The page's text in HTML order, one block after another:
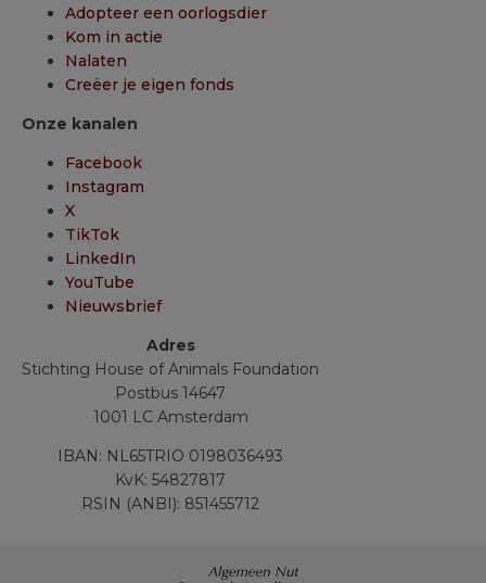
Adopteer een oorlogsdier
Kom in actie
Nalaten
Creëer je eigen fonds
Onze kanalen
Facebook
Instagram
X
TikTok
LinkedIn
YouTube
Nieuwsbrief
Adres
Stichting House of Animals Foundation
Postbus 14647
1001 LC Amsterdam
IBAN: NL65TRIO 0198036493
KvK: 54827817
RSIN (ANBI): 851455712